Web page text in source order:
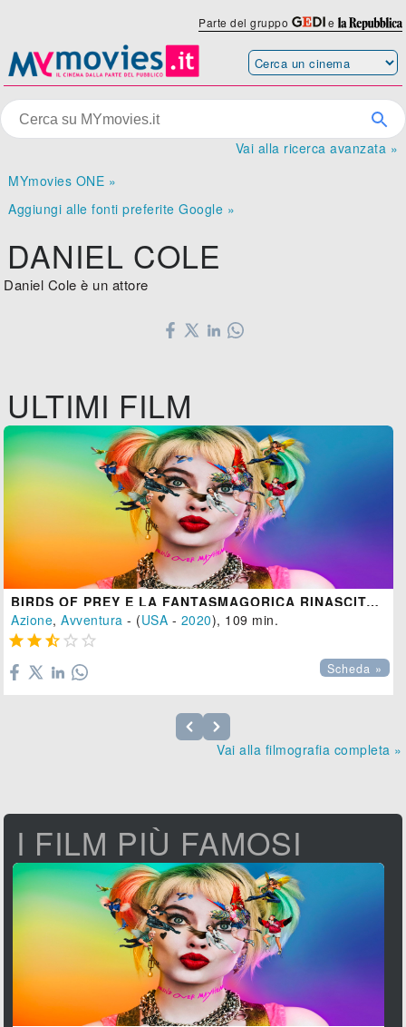
Parte del gruppo e
Vai alla ricerca avanzata »
MYmovies ONE »
Aggiungi alle fonti preferite Google »
DANIEL COLE
Daniel Cole è un attore
ULTIMI FILM
BIRDS OF PREY E LA FANTASMAGORICA RINASCITA DI HARLEY QUINN
Azione,Avventura - (USA - 2020), 109 min.
    
Scheda »
Vai alla filmografia completa »
I FILM PIÙ FAMOSI